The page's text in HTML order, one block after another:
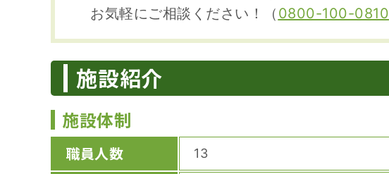
お気軽にご相談ください！（ 0800-100-0810
施設紹介
施設体制
職員人数 13